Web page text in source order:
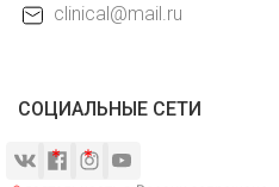
clinical@mail.ru
СОЦИАЛЬНЫЕ СЕТИ